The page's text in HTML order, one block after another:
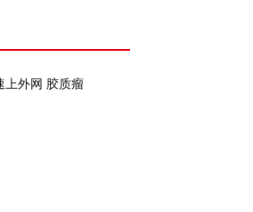
上外网 胶质瘤